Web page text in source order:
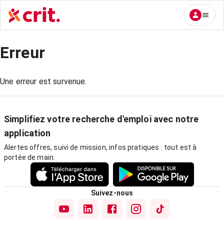
Erreur
Une erreur est survenue.
Simplifiez votre recherche d'emploi avec notre
application
Alertes offres, suivi de mission, infos pratiques : tout est à
portée de main.
Suivez-nous